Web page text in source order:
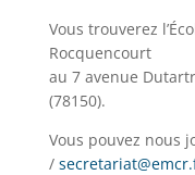
Vous trouverez
Rocquencourt
au 7 avenue
(78150).
Vous pouvez nous
/